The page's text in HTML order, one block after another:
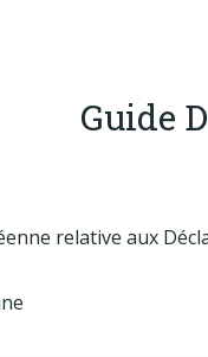
Guide
relative aux